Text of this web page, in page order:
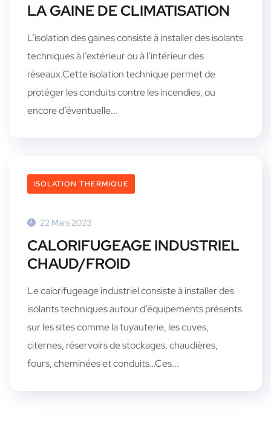
LA GAINE DE CLIMATISATION
L’isolation des gaines consiste à installer des isolants
techniques à l’extérieur ou à l’intérieur des
réseaux.Cette isolation technique permet de
protéger les conduits contre les incendies, ou
encore d’éventuelle...
ISOLATION THERMIQUE
22 Mars 2023
CALORIFUGEAGE INDUSTRIEL
CHAUD/FROID
Le calorifugeage industriel consiste à installer des
isolants techniques autour d’équipements présents
sur les sites comme la tuyauterie, les cuves,
citernes, réservoirs de stockages, chaudières,
fours, cheminées et conduits…Ces...